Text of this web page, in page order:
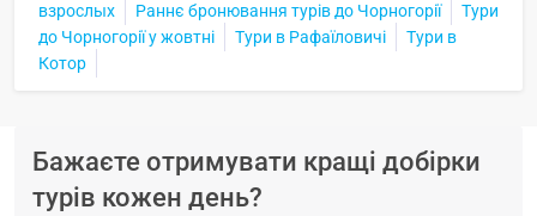
взрослых
Раннє бронювання турів до Чорногорії
Тури
до Чорногорії у жовтні
Тури в Рафаїловичі
Тури в
Котор
Бажаєте отримувати кращі добірки
турів кожен день?